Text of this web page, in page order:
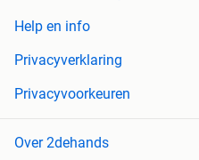
Help en info
Privacyverklaring
Privacyvoorkeuren
Over 2dehands